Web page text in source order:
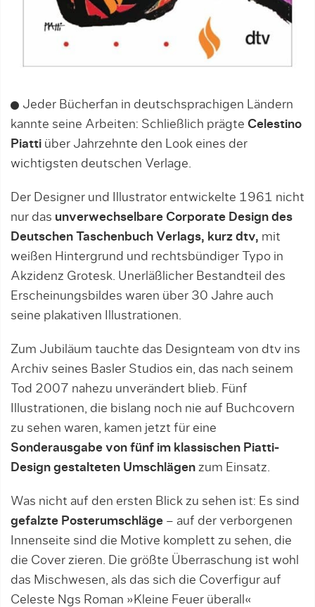
Jeder Bücherfan in deutschsprachigen Ländern
kannte seine Arbeiten: Schließlich prägte Celestino
Piatti über Jahrzehnte den Look eines der
wichtigsten deutschen Verlage.
Der Designer und Illustrator entwickelte 1961 nicht
nur das unverwechselbare Corporate Design des
Deutschen Taschenbuch Verlags, kurz dtv, mit
weißen Hintergrund und rechtsbündiger Typo in
Akzidenz Grotesk. Unerläßlicher Bestandteil des
Erscheinungsbildes waren über 30 Jahre auch
seine plakativen Illustrationen.
Zum Jubiläum tauchte das Designteam von dtv ins
Archiv seines Basler Studios ein, das nach seinem
Tod 2007 nahezu unverändert blieb. Fünf
Illustrationen, die bislang noch nie auf Buchcovern
zu sehen waren, kamen jetzt für eine
Sonderausgabe von fünf im klassischen Piatti-
Design gestalteten Umschlägen zum Einsatz.
Was nicht auf den ersten Blick zu sehen ist: Es sind
gefalzte Posterumschläge – auf der verborgenen
Innenseite sind die Motive komplett zu sehen, die
die Cover zieren. Die größte Überraschung ist wohl
das Mischwesen, als das sich die Coverfigur auf
Celeste Ngs Roman »Kleine Feuer überall«